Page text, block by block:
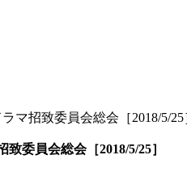
マ招致委員会総会［2018/5/25
委員会総会［2018/5/25］